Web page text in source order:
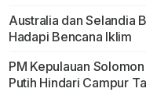
Australia dan Selandia
Hadapi Bencana Iklim
PM Kepulauan
Putih Hindari Campur